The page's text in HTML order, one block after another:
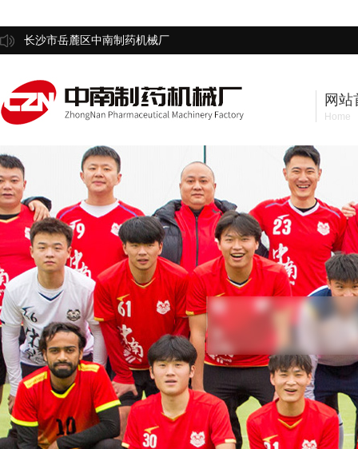
长沙市岳麓区中南制药机械厂
网站
Home